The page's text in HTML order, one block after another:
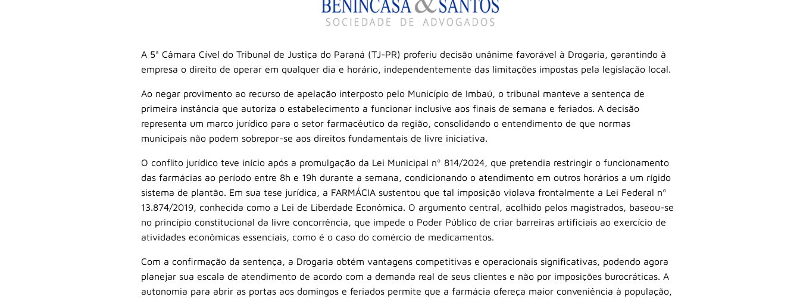
A 5ª Câmara Cível do Tribunal de Justiça do Paraná (TJ-PR) proferiu decisão unânime favorável à Drogaria, garantindo à
empresa o direito de operar em qualquer dia e horário, independentemente das limitações impostas pela legislação local.
Ao negar provimento ao recurso de apelação interposto pelo Município de Imbaú, o tribunal manteve a sentença de
primeira instância que autoriza o estabelecimento a funcionar inclusive aos finais de semana e feriados. A decisão
representa um marco jurídico para o setor farmacêutico da região, consolidando o entendimento de que normas
municipais não podem sobrepor-se aos direitos fundamentais de livre iniciativa.
O conflito jurídico teve início após a promulgação da Lei Municipal nº 814/2024, que pretendia restringir o funcionamento
das farmácias ao período entre 8h e 19h durante a semana, condicionando o atendimento em outros horários a um rígido
sistema de plantão. Em sua tese jurídica, a FARMÁCIA sustentou que tal imposição violava frontalmente a Lei Federal nº
13.874/2019, conhecida como a Lei de Liberdade Econômica. O argumento central, acolhido pelos magistrados, baseou-se
no princípio constitucional da livre concorrência, que impede o Poder Público de criar barreiras artificiais ao exercício de
atividades econômicas essenciais, como é o caso do comércio de medicamentos.
Com a confirmação da sentença, a Drogaria obtém vantagens competitivas e operacionais significativas, podendo agora
planejar sua escala de atendimento de acordo com a demanda real de seus clientes e não por imposições burocráticas. A
autonomia para abrir as portas aos domingos e feriados permite que a farmácia ofereça maior conveniência à população,